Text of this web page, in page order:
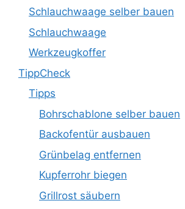
Schlauchwaage selber bauen
Schlauchwaage
Werkzeugkoffer
TippCheck
Tipps
Bohrschablone selber bauen
Backofentür ausbauen
Grünbelag entfernen
Kupferrohr biegen
Grillrost säubern